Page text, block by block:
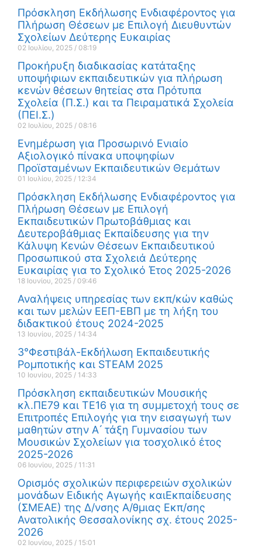
Πρόσκληση Εκδήλωσης Ενδιαφέροντος για
Πλήρωση Θέσεων με Επιλογή Διευθυντών
Σχολείων Δεύτερης Ευκαιρίας
02 Ιουλίου, 2025 08:19
Προκήρυξη διαδικασίας κατάταξης
υποψήφιων εκπαιδευτικών για πλήρωση
κενών θέσεων θητείας στα Πρότυπα
Σχολεία (Π.Σ.) και τα Πειραματικά Σχολεία
(ΠΕΙ.Σ.)
02 Ιουλίου, 2025 08:16
Ενημέρωση για Προσωρινό Ενιαίο
Αξιολογικό πίνακα υποψηφίων
Προϊσταμένων Εκπαιδευτικών Θεμάτων
01 Ιουλίου, 2025 12:34
Πρόσκληση Εκδήλωσης Ενδιαφέροντος για
Πλήρωση Θέσεων με Επιλογή
Εκπαιδευτικών Πρωτοβάθμιας και
Δευτεροβάθμιας Εκπαίδευσης για την
Κάλυψη Κενών Θέσεων Εκπαιδευτικού
Προσωπικού στα Σχολειά Δεύτερης
Ευκαιρίας για το Σχολικό Έτος 2025-2026
18 Ιουνίου, 2025 09:46
Αναλήψεις υπηρεσίας των εκπ/κών καθώς
και των μελών ΕΕΠ-ΕΒΠ με τη λήξη του
διδακτικού έτους 2024-2025
13 Ιουνίου, 2025 14:34
3°Φεστιβάλ-Εκδήλωση Εκπαιδευτικής
Ρομποτικής και STEAM 2025
10 Ιουνίου, 2025 14:33
Πρόσκληση εκπαιδευτικών Μουσικής
κλ.ΠΕ79 και ΤΕ16 για τη συμμετοχή τους σε
Επιτροπές Επιλογής για την εισαγωγή των
μαθητών στην Α ́ τάξη Γυμνασίου των
Μουσικών Σχολείων για τοσχολικό έτος
2025-2026
06 Ιουνίου, 2025 11:31
Ορισμός σχολικών περιφερειών σχολικών
μονάδων Ειδικής Αγωγής καιΕκπαίδευσης
(ΣΜΕΑΕ) της Δ/νσης Α/θμιας Εκπ/σης
Ανατολικής Θεσσαλονίκης σχ. έτους 2025-
2026
02 Ιουνίου, 2025 15:01